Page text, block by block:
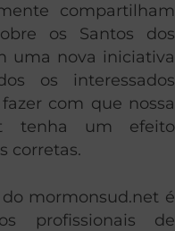
compartilham
os Santos dos
uma nova iniciativa
os interessados
com que nossa
tenha um efeito
corretas.
mormonsud.net é
profissionais de